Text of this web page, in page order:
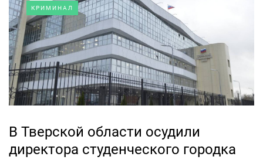
КРИМИНАЛ
В Тверской области осудили
директора студенческого городка